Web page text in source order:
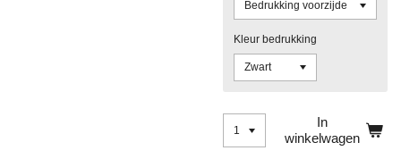
Kleur bedrukking
In
winkelwagen